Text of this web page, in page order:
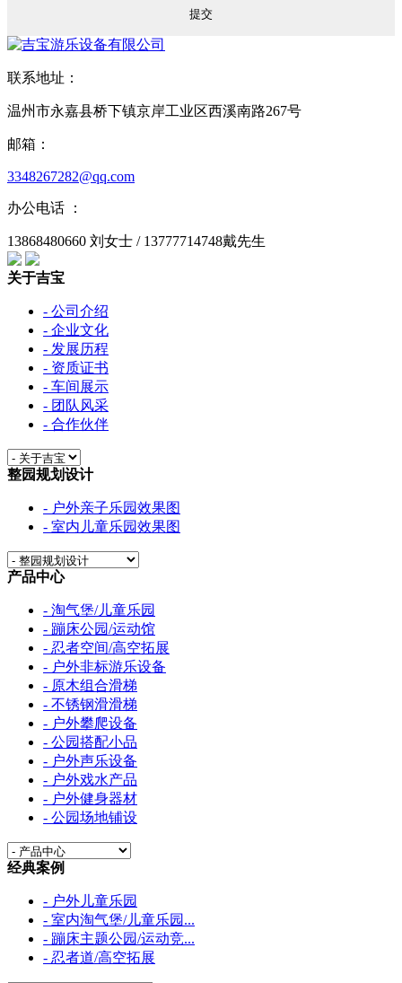
联系地址：
温州市永嘉县桥下镇京岸工业区西溪南路267号
邮箱：
3348267282@qq.com
办公电话 ：
13868480660 刘女士 / 13777714748戴先生
关于吉宝
- 公司介绍
- 企业文化
- 发展历程
- 资质证书
- 车间展示
- 团队风采
- 合作伙伴
整园规划设计
- 户外亲子乐园效果图
- 室内儿童乐园效果图
产品中心
- 淘气堡/儿童乐园
- 蹦床公园/运动馆
- 忍者空间/高空拓展
- 户外非标游乐设备
- 原木组合滑梯
- 不锈钢滑滑梯
- 户外攀爬设备
- 公园搭配小品
- 户外声乐设备
- 户外戏水产品
- 户外健身器材
- 公园场地铺设
经典案例
- 户外儿童乐园
- 室内淘气堡/儿童乐园...
- 蹦床主题公园/运动竞...
- 忍者道/高空拓展